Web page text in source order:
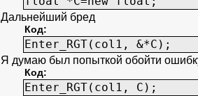
Дальнейший бред
Код:
Enter_RGT(col1, &*C);
Я думаю был попыткой обойти
Код:
Enter_RGT(col1, C);